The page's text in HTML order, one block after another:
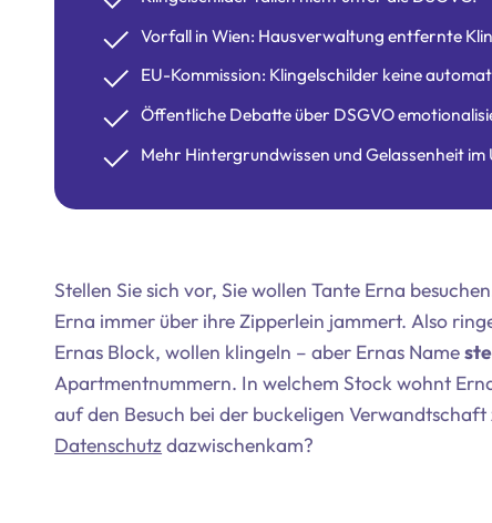
Vorfall in Wien: Hausverwaltung entfernte
EU-Kommission: Klingelschilder keine
Öffentliche Debatte über DSGVO
Mehr Hintergrundwissen und Gelassenheit
Stellen Sie sich vor, Sie wollen Tante Erna
Erna immer über ihre Zipperlein jammert. Also
Ernas Block, wollen klingeln – aber Ernas Name
Apartmentnummern. In welchem Stock wohnt
auf den Besuch bei der buckeligen
Datenschutzdazwischenkam?